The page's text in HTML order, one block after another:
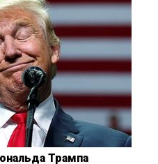
Трампа